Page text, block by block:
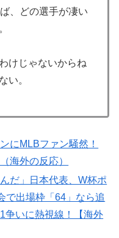
る日本の医療チーム、
」日本代表、W杯ポッ
熱視線！【海外の反
る日本の医療チーム、
。好きなアニメはドラ
、どの選手が凄い
けじゃないからね
い。
にMLBファン騒然！
海外の反応）
だ」日本代表、W杯ポ
で出場枠「64」なら追
争いに熱視線！【海外